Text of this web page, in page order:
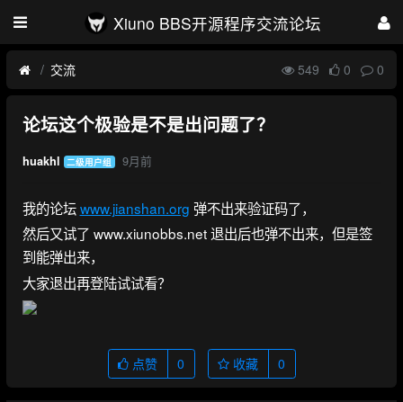
Xiuno BBS开源程序交流论坛
交流 549 0 0
论坛这个极验是不是出问题了？
huakhl 二级用户组 9月前
我的论坛www.jianshan.org 弹不出来验证码了，
然后又试了 www.xiunobbs.net 退出后也弹不出来，但是签
到能弹出来，
大家退出再登陆试试看？
点赞 0 收藏 0